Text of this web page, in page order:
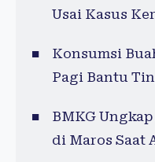
Usai Kasus
Konsumsi
Pagi Bantu
BMKG
di Maros Saat